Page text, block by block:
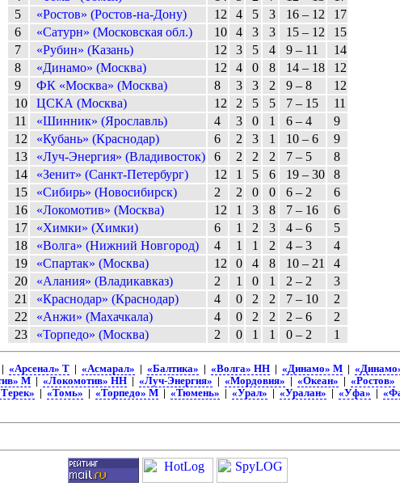
5
«Ростов» (Ростов-на-Дону) 12 4 5 3 16 – 12
17
6
«Сатурн» (Московская обл.) 10 4 3 3 15 – 12
15
7
«Рубин» (Казань) 12 3 5 4 9 – 11
14
8
«Динамо» (Москва) 12 4 0 8 14 – 18
12
9
ФК «Москва» (Москва) 8 3 3 2 9 – 8
12
10
ЦСКА (Москва) 12 2 5 5 7 – 15
11
11
«Шинник» (Ярославль) 4 3 0 1 6 – 4
9
12
«Кубань» (Краснодар) 6 2 3 1 10 – 6
9
13
«Луч-Энергия» (Владивосток) 6 2 2 2 7 – 5
8
14
«Зенит» (Санкт-Петербург) 12 1 5 6 19 – 30
8
15
«Сибирь» (Новосибирск) 2 2 0 0 6 – 2
6
16
«Локомотив» (Москва) 12 1 3 8 7 – 16
6
17
«Химки» (Химки) 6 1 2 3 4 – 6
5
18
«Волга» (Нижний Новгород) 4 1 1 2 4 – 3
4
19
«Спартак» (Москва) 12 0 4 8 10 – 21
4
20
«Алания» (Владикавказ) 2 1 0 1 2 – 2
3
21
«Краснодар» (Краснодар) 4 0 2 2 7 – 10
2
22
«Анжи» (Махачкала) 4 0 2 2 2 – 6
2
23
«Торпедо» (Москва) 2 0 1 1 0 – 2 1
| «Арсенал» Т| «Асмарал» | «Балтика» | «Волга» НН| «Динамо» М|
М| «Локомотив» НН| «Луч-Энергия» | «Мордовия» | «Океан» | «Ростов»
| «Томь» | «Торпедо» М| «Тюмень» | «Урал» | «Уралан» | «Уфа» |